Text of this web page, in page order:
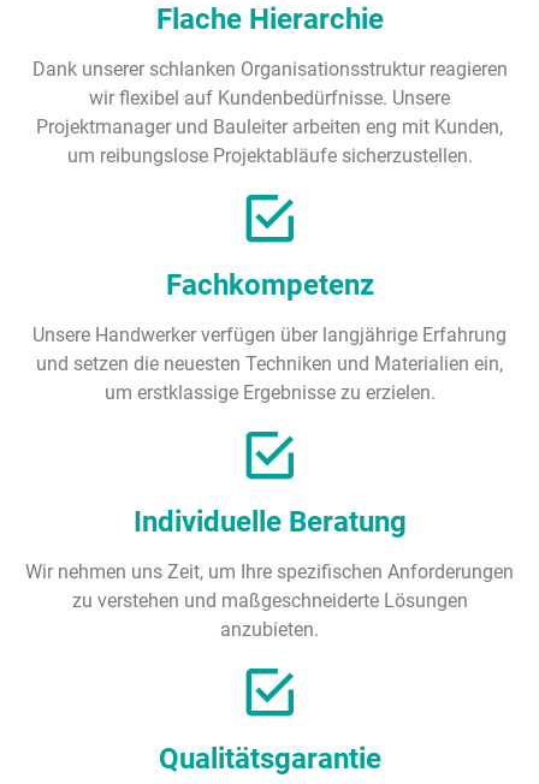
Flache Hierarchie
Dank unserer schlanken Organisationsstruktur reagieren
wir flexibel auf Kundenbedürfnisse. Unsere
Projektmanager und Bauleiter arbeiten eng mit Kunden,
um reibungslose Projektabläufe sicherzustellen.
Fachkompetenz
Unsere Handwerker verfügen über langjährige Erfahrung
und setzen die neuesten Techniken und Materialien ein,
um erstklassige Ergebnisse zu erzielen.
Individuelle Beratung
Wir nehmen uns Zeit, um Ihre spezifischen Anforderungen
zu verstehen und maßgeschneiderte Lösungen
anzubieten.
Qualitätsgarantie